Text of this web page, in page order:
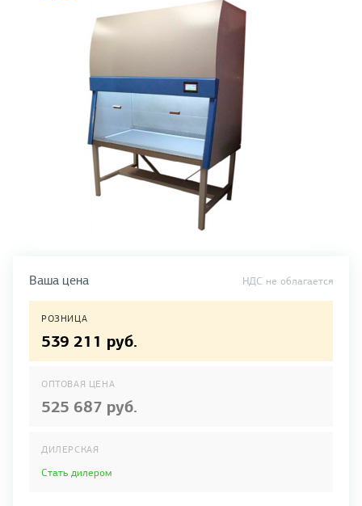
Ваша цена НДС не облагается
РОЗНИЦА
539 211 руб.
ОПТОВАЯ ЦЕНА
525 687 руб.
ДИЛЕРСКАЯ
Стать дилером